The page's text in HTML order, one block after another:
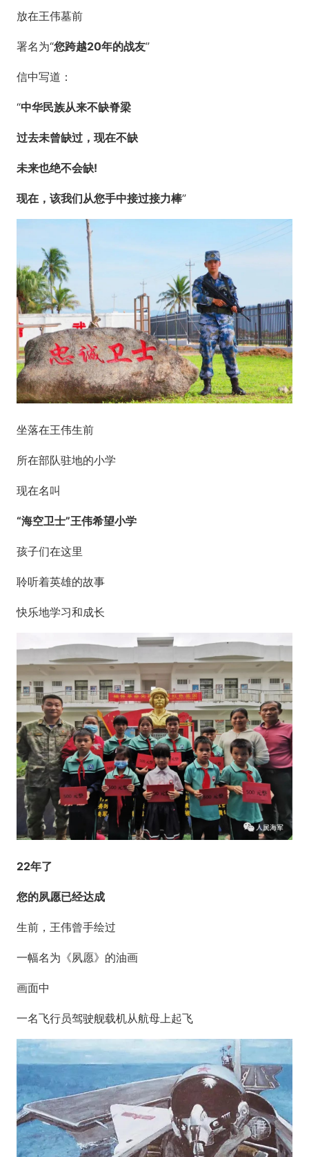
放在王伟墓前
署名为“您跨越20年的战友”
信中写道：
“中华民族从来不缺脊梁
过去未曾缺过，现在不缺
未来也绝不会缺!
现在，该我们从您手中接过接力棒”
坐落在王伟生前
所在部队驻地的小学
现在名叫
“海空卫士”王伟希望小学
孩子们在这里
聆听着英雄的故事
快乐地学习和成长
22年了
您的夙愿已经达成
生前，王伟曾手绘过
一幅名为《夙愿》的油画
画面中
一名飞行员驾驶舰载机从航母上起飞